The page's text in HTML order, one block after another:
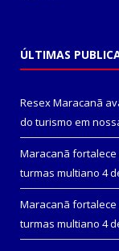
ÚLTIMAS
Resex Maracanã
do turismo em
Maracanã
turmas multiano 4
Maracanã
turmas multiano 4